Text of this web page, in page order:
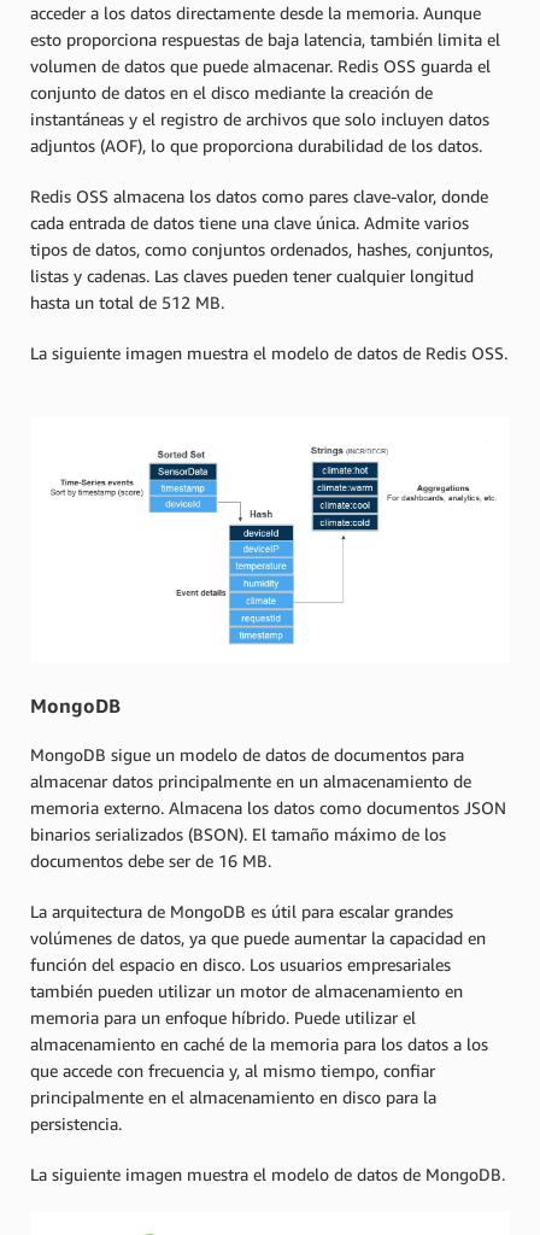
acceder a los datos directamente desde la memoria. Aunque
esto proporciona respuestas de baja latencia, también limita el
volumen de datos que puede almacenar. Redis OSS guarda el
conjunto de datos en el disco mediante la creación de
instantáneas y el registro de archivos que solo incluyen datos
adjuntos (AOF), lo que proporciona durabilidad de los datos.
Redis OSS almacena los datos como pares clave-valor, donde
cada entrada de datos tiene una clave única. Admite varios
tipos de datos, como conjuntos ordenados, hashes, conjuntos,
listas y cadenas. Las claves pueden tener cualquier longitud
hasta un total de 512 MB.
La siguiente imagen muestra el modelo de datos de Redis OSS.
MongoDB
MongoDB sigue un modelo de datos de documentos para
almacenar datos principalmente en un almacenamiento de
memoria externo. Almacena los datos como documentos JSON
binarios serializados (BSON). El tamaño máximo de los
documentos debe ser de 16 MB.
La arquitectura de MongoDB es útil para escalar grandes
volúmenes de datos, ya que puede aumentar la capacidad en
función del espacio en disco. Los usuarios empresariales
también pueden utilizar un motor de almacenamiento en
memoria para un enfoque híbrido. Puede utilizar el
almacenamiento en caché de la memoria para los datos a los
que accede con frecuencia y, al mismo tiempo, confiar
principalmente en el almacenamiento en disco para la
persistencia.
La siguiente imagen muestra el modelo de datos de MongoDB.